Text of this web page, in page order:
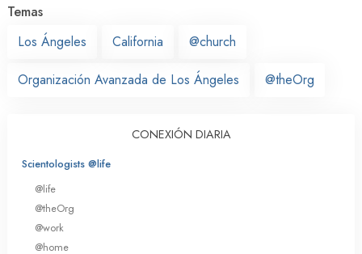
Temas
Los Ángeles
California @church
Organización Avanzada de Los Ángeles @theOrg
CONEXIÓN DIARIA
Scientologists @life
@life
@theOrg
@work
@home